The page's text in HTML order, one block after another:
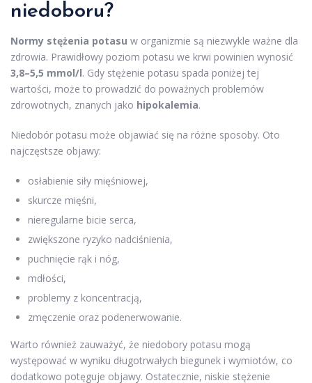
niedoboru?
Normy stężenia potasu w organizmie są niezwykle ważne dla
zdrowia. Prawidłowy poziom potasu we krwi powinien wynosić
3,8–5,5 mmol/l. Gdy stężenie potasu spada poniżej tej
wartości, może to prowadzić do poważnych problemów
zdrowotnych, znanych jako hipokalemia.
Niedobór potasu może objawiać się na różne sposoby. Oto
najczęstsze objawy:
osłabienie siły mięśniowej,
skurcze mięśni,
nieregularne bicie serca,
zwiększone ryzyko nadciśnienia,
puchnięcie rąk i nóg,
mdłości,
problemy z koncentracją,
zmęczenie oraz podenerwowanie.
Warto również zauważyć, że niedobory potasu mogą
występować w wyniku długotrwałych biegunek i wymiotów, co
dodatkowo potęguje objawy. Ostatecznie, niskie stężenie